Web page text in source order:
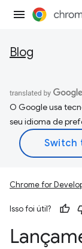
Blog
O Google usa
seu idioma de
Chrome for
Isso foi útil?